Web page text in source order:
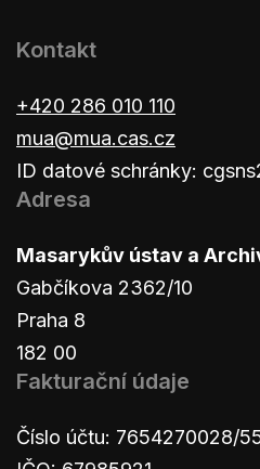
Kontakt
+420 286 010 110
mua@mua.cas.cz
ID datové schránky:
Adresa
Masarykův ústav a
Gabčíkova 2362/10
Praha 8
182 00
Fakturační údaje
Číslo účtu: 7654270028/